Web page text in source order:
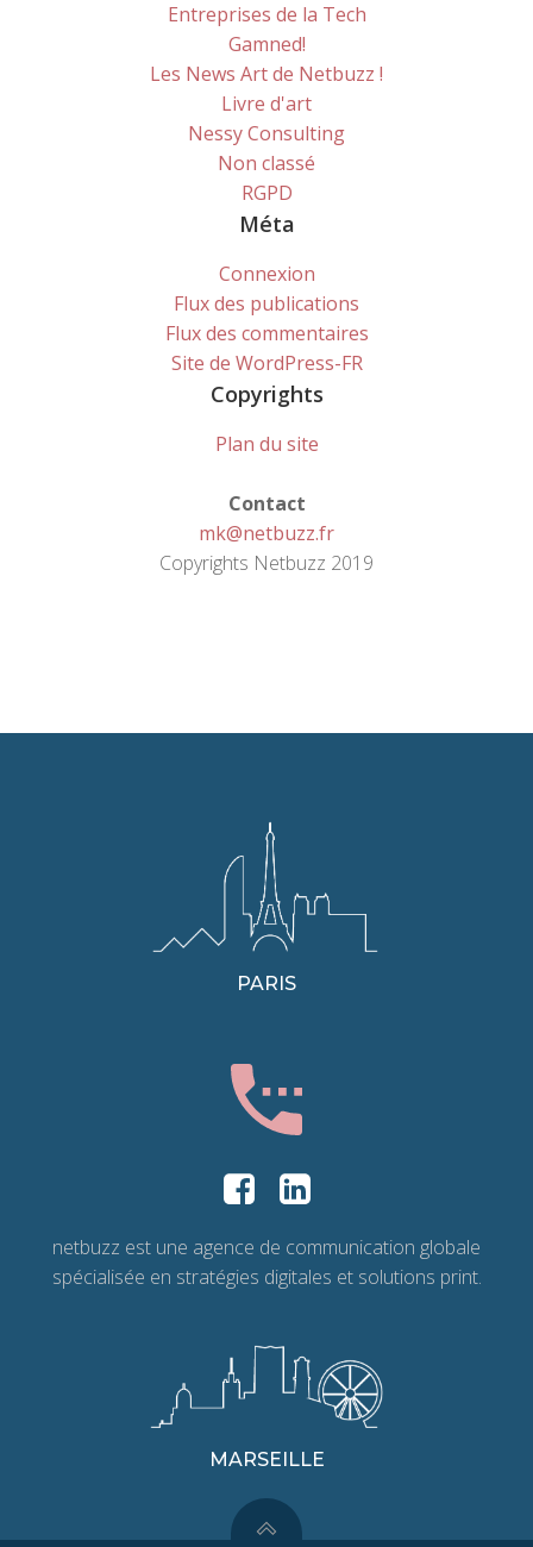
Entreprises de la Tech
Gamned!
Les News Art de Netbuzz !
Livre d'art
Nessy Consulting
Non classé
RGPD
Méta
Connexion
Flux des publications
Flux des commentaires
Site de WordPress-FR
Copyrights
Plan du site
Contact
mk@netbuzz.fr
Copyrights Netbuzz 2019
PARIS
netbuzz est une agence de communication globale
spécialisée en stratégies digitales et solutions print.
MARSEILLE